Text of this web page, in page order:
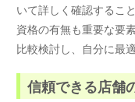
いて詳しく確認するこ
資格の有無も重要な要
比較検討し、自分に最
信頼できる店舗